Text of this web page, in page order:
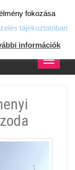
PORTÁLOK,
Toggle
fokozása
tájékoztatóban
információk